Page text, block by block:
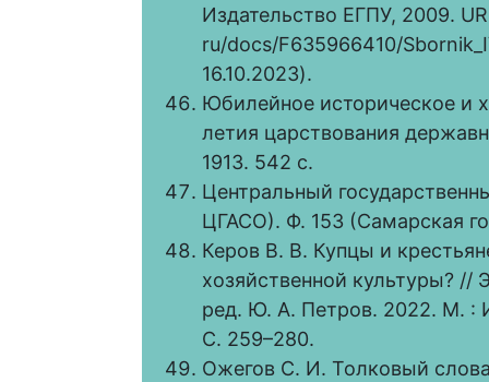
Издательство ЕГПУ, 2009.
ru/docs/F635966410/
16.10.2023).
Юбилейное историческое и
летия царствования
1913. 542 с.
Центральный
ЦГАСО). Ф. 153 (Самарская
Керов В. В. Купцы и
хозяйственной культуры? //
ред. Ю. А. Петров. 2022. М. :
С. 259–280.
Ожегов С. И. Толковый